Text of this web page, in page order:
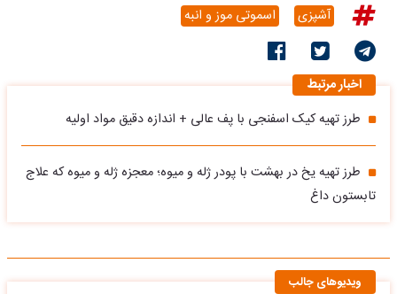
آشپزی اسموتی موز و انبه
اخبار مرتبط
طرز تهیه کیک اسفنجی با پف عالی + اندازه دقیق مواد اولیه
طرز تهیه یخ در بهشت با پودر ژله و میوه؛ معجزه ژله و میوه که علاج
تابستون داغ
ویدیوهای جالب